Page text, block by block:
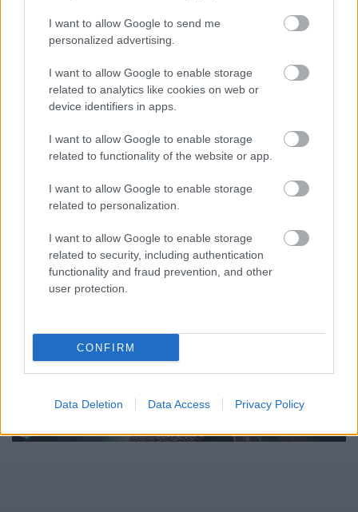
I want to allow Google to send me
personalized advertising.
I want to allow Google to enable storage
related to analytics like cookies on web or
device identifiers in apps.
I want to allow Google to enable storage
related to functionality of the website or app.
I want to allow Google to enable storage
related to personalization.
I want to allow Google to enable storage
related to security, including authentication
functionality and fraud prevention, and other
user protection.
CONFIRM
Data Deletion Data Access Privacy Policy
szorítva jelenik meg, de mindenképpen erősebb lesz,
mint korábbi Star Trek sorozatokban.
Star Trek: Discovery-t szeptember 25-től
követhetitek a Netflixen. A sorozat korábbi
előzeteseit magyar felirattal keresd
Ha nem akartok lemaradni a
Discovery legfrissebb híreiről, érdemes
lájkolnotok a sorozattal magyar nyelven
foglalkozó Facebook oldalunkat– a jó
társaságért pedig nézzetek be arajongói
csoportunkba!